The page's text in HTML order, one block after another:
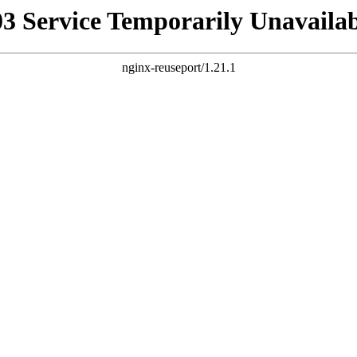
Service Temporarily
nginx-reuseport/1.21.1